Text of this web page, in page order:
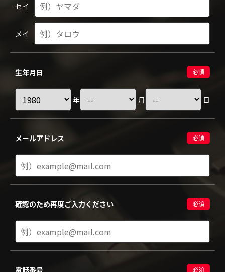
セイ
メイ
生年月日 必須
年 月 日
メールアドレス 必須
確認のため再度ご入力ください 必須
電話番号 必須